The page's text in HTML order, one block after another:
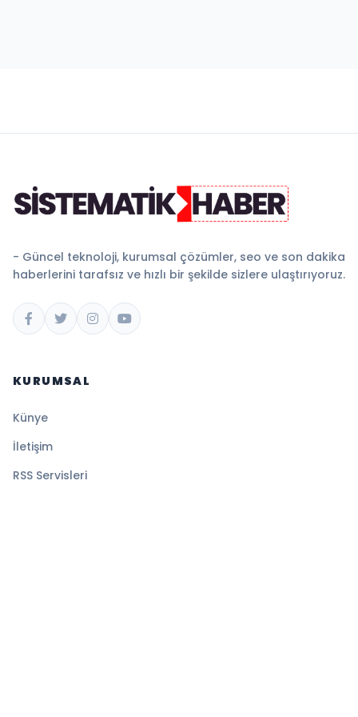
- Güncel teknoloji, kurumsal çözümler, seo ve son dakika
haberlerini tarafsız ve hızlı bir şekilde sizlere ulaştırıyoruz.
KURUMSAL
Künye
İletişim
RSS Servisleri